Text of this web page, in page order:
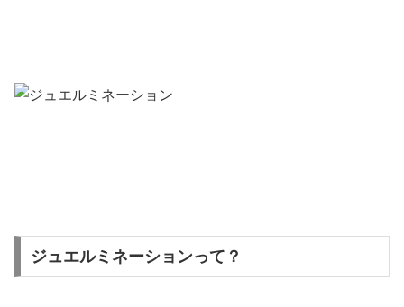
ジュエルミネーションって？